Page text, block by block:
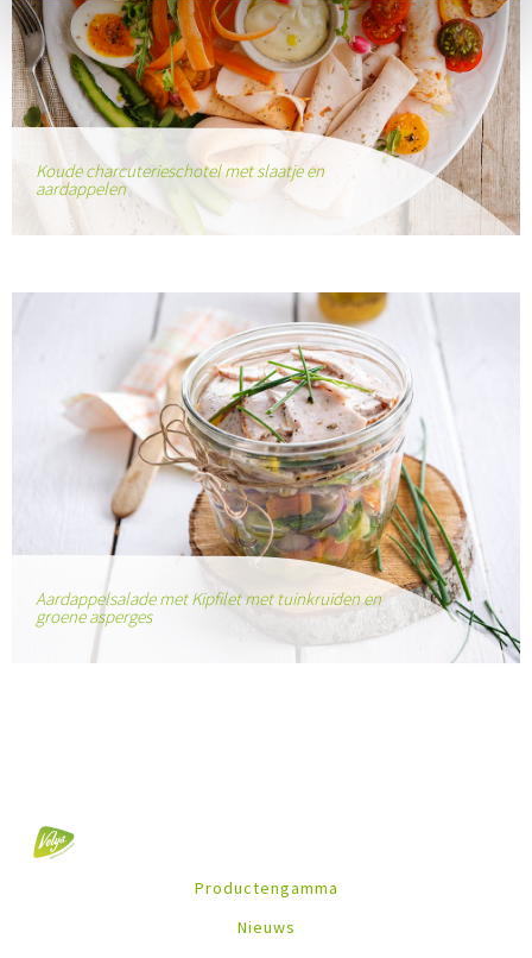
Koude charcuterieschotel met slaatje en
aardappelen
Aardappelsalade met Kipfilet met tuinkruiden en
groene asperges
Productengamma
Nieuws